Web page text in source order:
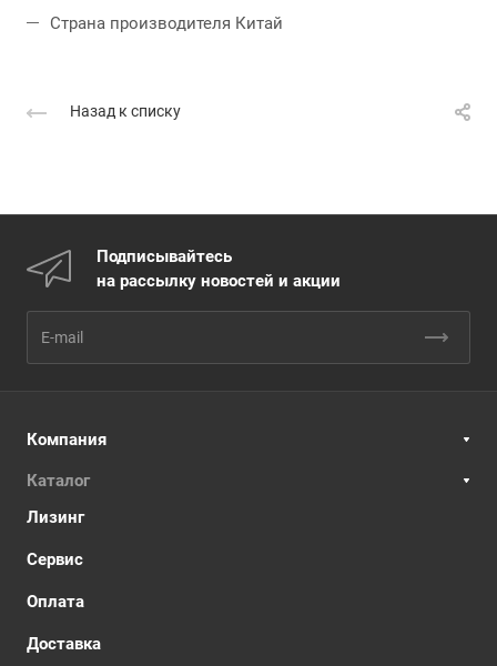
Страна производителя Китай
Назад к списку
Подписывайтесь
на рассылку новостей и акции
Компания
Каталог
Лизинг
Сервис
Оплата
Доставка